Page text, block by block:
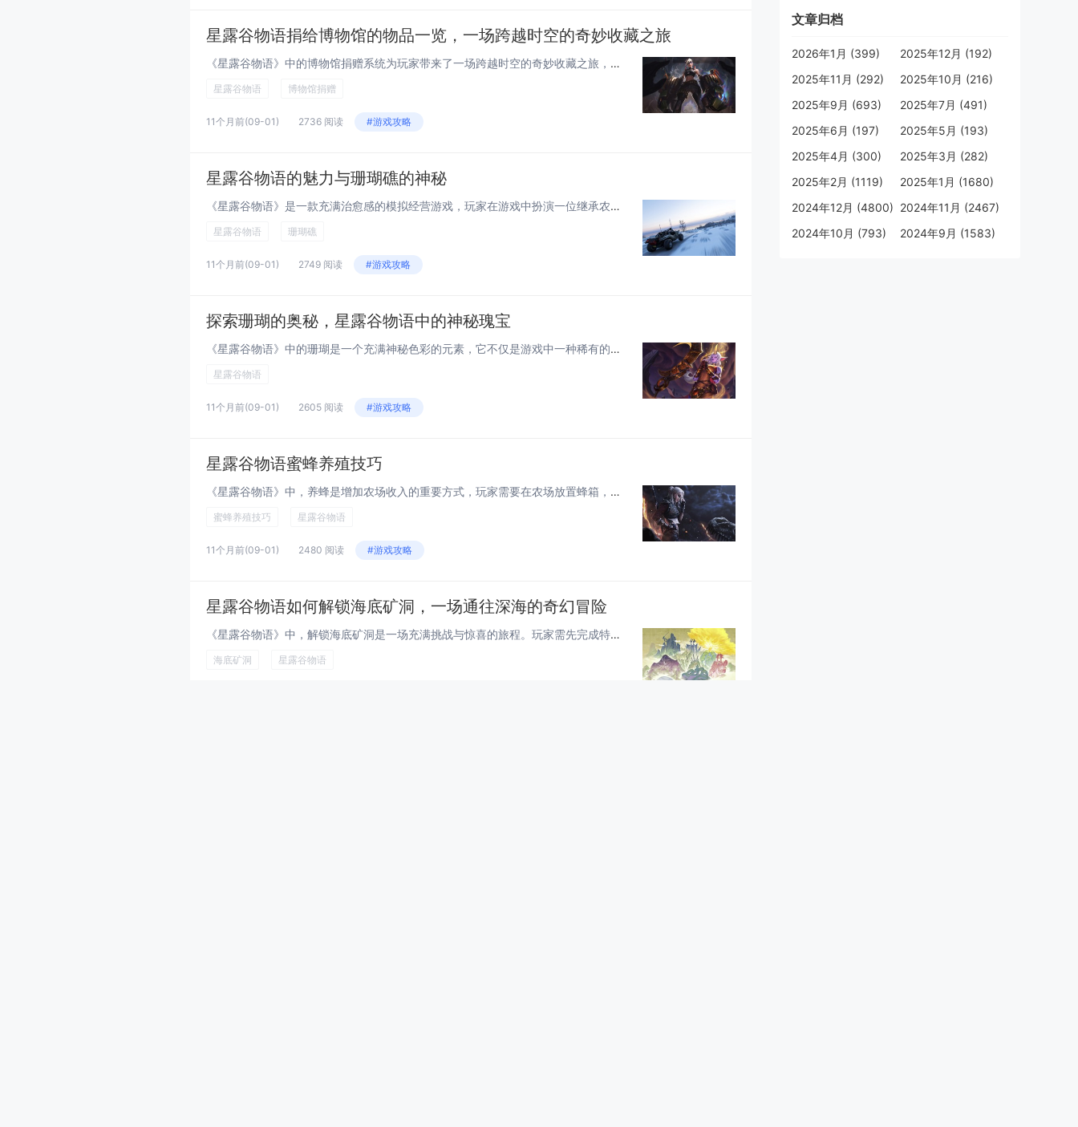
星露谷物语捐给博物馆的物品一览，一场跨越时空的奇妙收藏之旅
《星露谷物语》中的博物馆捐赠系统为玩家带来了一场跨越时空的奇妙收藏之旅，游戏中，玩家可以收集超过百种物品，包括矿石、文物、动植物标本等，捐给博物馆以解锁展览和奖励，每件捐赠物品都有其独特背景与历史，通过馆长刘易斯的讲解，玩家不仅能了解物品的...
星露谷物语 博物馆捐赠
11个月前(09-01) 2736 阅读 #游戏攻略
星露谷物语的魅力与珊瑚礁的神秘
《星露谷物语》是一款充满治愈感的模拟经营游戏，玩家在游戏中扮演一位继承农场的角色，体验种植作物、养殖动物、与村民互动等乡村生活，游戏以细腻的像素画风和自由度极高的玩法吸引了大量玩家，珊瑚礁作为海洋中最具生命力的生态系统之一，以其色彩斑斓的生...
星露谷物语 珊瑚礁
11个月前(09-01) 2749 阅读 #游戏攻略
探索珊瑚的奥秘，星露谷物语中的神秘瑰宝
《星露谷物语》中的珊瑚是一个充满神秘色彩的元素，它不仅是游戏中一种稀有的海洋资源，还与游戏中的任务和传说密切相关，珊瑚主要出现在游戏的海底洞穴中，玩家需要通过潜水和探索才能收集到它，除了作为制作和升级工具的重要材料，珊瑚还与游戏中的某些NP...
星露谷物语
11个月前(09-01) 2605 阅读 #游戏攻略
星露谷物语蜜蜂养殖技巧
《星露谷物语》中，养蜂是增加农场收入的重要方式，玩家需要在农场放置蜂箱，并根据季节选择合适的花朵种植，以提高蜂蜜产量，春季适合种植苜蓿花，夏季可选择向日葵，秋季则推荐野花，冬季蜂箱无法运作，定期检查蜂箱，收获蜂蜜与其他产品，如蜂蜡和皇家果酱...
蜜蜂养殖技巧 星露谷物语
11个月前(09-01) 2480 阅读 #游戏攻略
星露谷物语如何解锁海底矿洞，一场通往深海的奇幻冒险
《星露谷物语》中，解锁海底矿洞是一场充满挑战与惊喜的旅程。玩家需先完成特定任务，获得“深海潜水艇”图纸，并收集材料制造潜水艇。随后，驾驶潜水艇前往地图上的神秘海域，探索隐藏洞穴，逐步深入海底矿洞。矿洞内不仅有丰富的稀有资源，还有独特的怪物和...
海底矿洞 星露谷物语
文章归档
2026年1月 (399)
2025年12月 (192)
2025年11月 (292)
2025年10月 (216)
2025年9月 (693)
2025年7月 (491)
2025年6月 (197)
2025年5月 (193)
2025年4月 (300)
2025年3月 (282)
2025年2月 (1119)
2025年1月 (1680)
2024年12月 (4800) 2024年11月 (2467)
2024年10月 (793)
2024年9月 (1583)